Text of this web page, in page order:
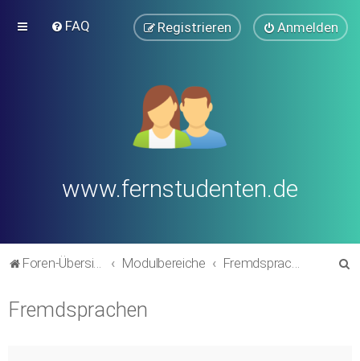
FAQ Anmelden
Registrieren
www.fernstudenten.de
Foren-Übersicht Modulbereiche Fremdsprachen
Fremdsprachen